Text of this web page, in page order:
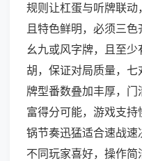
规则让杠蛋与听牌联
且特色鲜明，必须三
幺九或风字牌，且至
胡，保证对局质量，
牌型番数叠加丰厚，
富得分可能，游戏支
锅节奏迅猛适合速战
不同玩家喜好，操作